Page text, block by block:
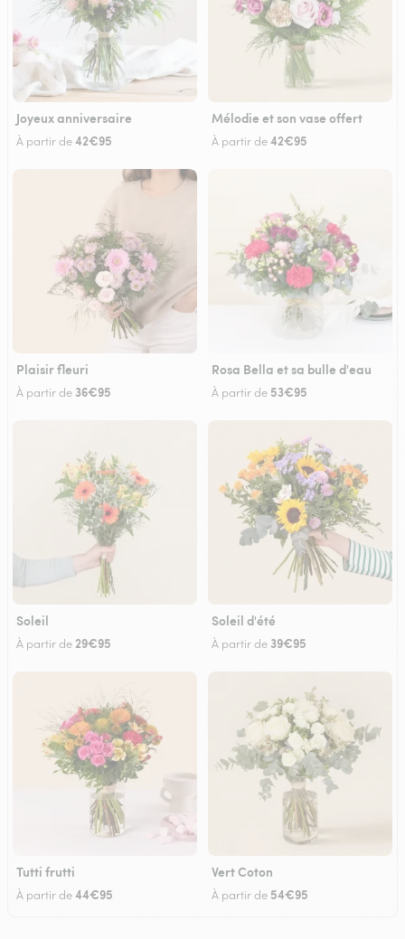
Joyeux anniversaire
À partir de42€95
Mélodie et son vase offert
À partir de42€95
Plaisir fleuri
À partir de 36€95
Rosa Bella et sa bulle d'eau
À partir de 53€95
Soleil
À partir de29€95
Soleil d'été
À partir de 39€95
Tutti frutti
À partir de44€95
Vert Coton
À partir de 54€95